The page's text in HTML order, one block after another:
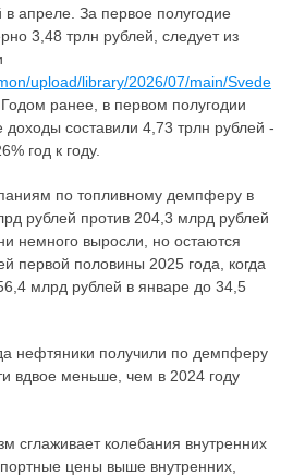
апреле. За первое полугодие
3,48 трлн рублей, следует из
upload/library/2026/07/main/Svede
ранее, в первом полугодии
доходы составили 4,73 трлн рублей -
год к году.
по топливному демпферу в
рублей против 204,3 млрд рублей
немного выросли, но остаются
первой половины 2025 года, когда
млрд рублей в январе до 34,5
нефтяники получили по демпферу
вдвое меньше, чем в 2024 году
колебания внутренних
цены выше внутренних,